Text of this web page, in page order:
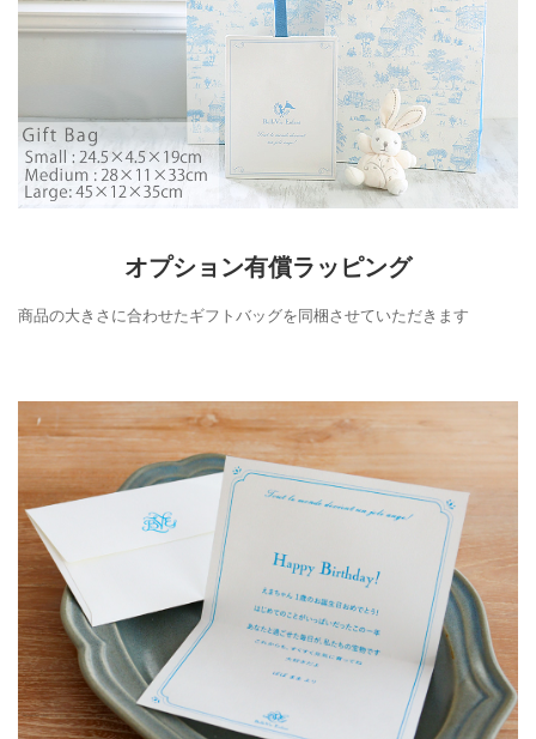
オプション有償ラッピング
商品の大きさに合わせたギフトバッグを同梱させていただきます